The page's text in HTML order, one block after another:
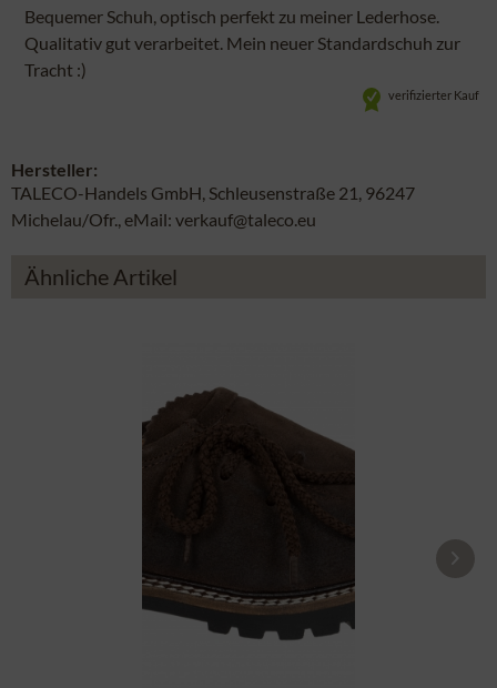
Bequemer Schuh, optisch perfekt zu meiner Lederhose.
Qualitativ gut verarbeitet. Mein neuer Standardschuh zur
Tracht :)
verifizierter Kauf
Hersteller:
TALECO-Handels GmbH, Schleusenstraße 21, 96247
Michelau/Ofr., eMail: verkauf@taleco.eu
Ähnliche Artikel